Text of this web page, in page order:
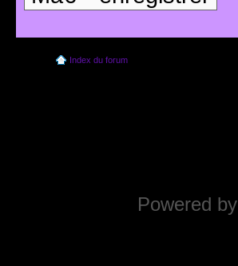
Index du forum
Powered by